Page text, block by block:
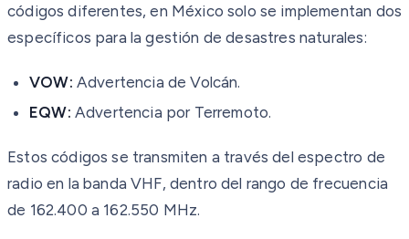
códigos diferentes, en México solo se implementan dos
específicos para la gestión de desastres naturales:
VOW: Advertencia de Volcán.
EQW: Advertencia por Terremoto.
Estos códigos se transmiten a través del espectro de
radio en la banda VHF, dentro del rango de frecuencia
de 162.400 a 162.550 MHz.